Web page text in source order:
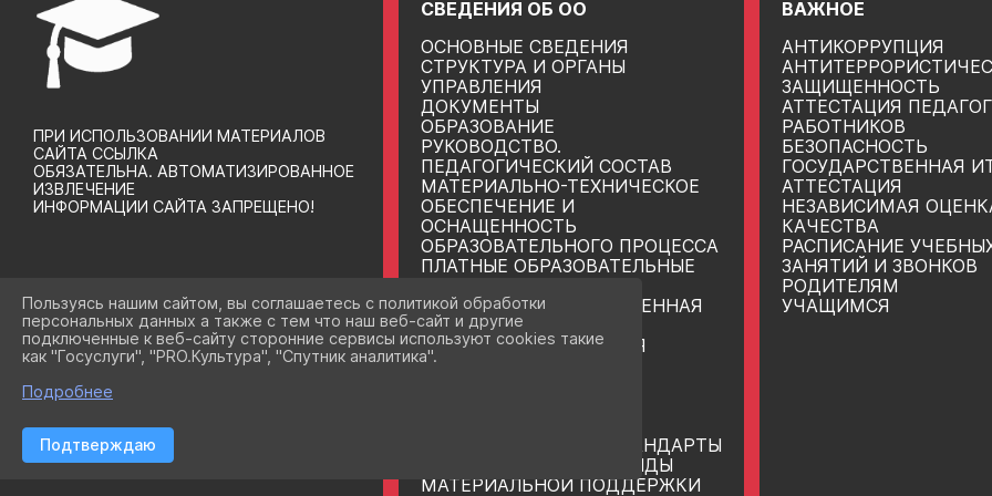
ПРИ ИСПОЛЬЗОВАНИИ МАТЕРИАЛОВ
САЙТА ССЫЛКА
ОБЯЗАТЕЛЬНА. АВТОМАТИЗИРОВАННОЕ
ИЗВЛЕЧЕНИЕ
ИНФОРМАЦИИ САЙТА ЗАПРЕЩЕНО!
СВЕДЕНИЯ ОБ ОО
ОСНОВНЫЕ СВЕДЕНИЯ
СТРУКТУРА И ОРГАНЫ
УПРАВЛЕНИЯ
ДОКУМЕНТЫ
ОБРАЗОВАНИЕ
РУКОВОДСТВО.
ПЕДАГОГИЧЕСКИЙ СОСТАВ
МАТЕРИАЛЬНО-ТЕХНИЧЕСКОЕ
ОБЕСПЕЧЕНИЕ И
ОСНАЩЕННОСТЬ
ОБРАЗОВАТЕЛЬНОГО ПРОЦЕССА
ПЛАТНЫЕ ОБРАЗОВАТЕЛЬНЫЕ
ФИНАНСОВО-ХОЗЯЙСТВЕННАЯ
ДЕЯТЕЛЬНОСТЬ
ВАКАНТНЫЕ МЕСТА ДЛЯ
ПРИЕМА (ПЕРЕВОДА)
ОБРАЗОВАТЕЛЬНЫЕ СТАНДАРТЫ
СТИПЕНДИИ И ИНЫЕ ВИДЫ
МАТЕРИАЛЬНОЙ ПОДДЕРЖКИ
ВАЖНОЕ
АНТИКОРРУПЦИЯ
ЗАЩИЩЕННОСТЬ
АТТЕСТАЦИЯ
РАБОТНИКОВ
БЕЗОПАСНОСТЬ
ГОСУДАРСТВЕННАЯ
АТТЕСТАЦИЯ
НЕЗАВИСИМАЯ
КАЧЕСТВА
РАСПИСАНИЕ
ЗАНЯТИЙ И ЗВОНКОВ
РОДИТЕЛЯМ
УЧАЩИМСЯ
Пользуясь нашим сайтом, вы соглашаетесь с политикой обработки
персональных данных а также с тем что наш веб-сайт и другие
подключенные к веб-сайту сторонние сервисы используют cookies такие
как "Госуслуги", "PRO.Культура", "Спутник аналитика".
Подробнее
Подтверждаю